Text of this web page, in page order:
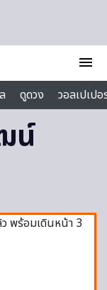
menu
ดูดวง
วอลเปเป
น์